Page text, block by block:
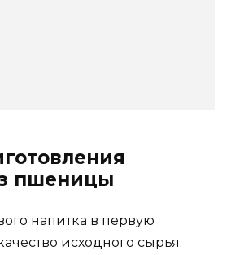
пшеницы
напитка в первую
исходного сырья.